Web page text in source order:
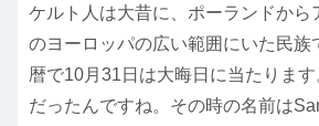
ケルト人は大昔に、ポーランドから
のヨーロッパの広い範囲にいた民族
暦で10月31日は大晦日に当たりま
だったんですね。その時の名前は